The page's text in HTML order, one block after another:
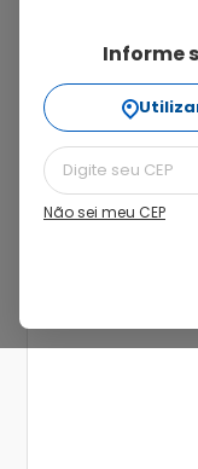
Informe
Não sei meu CEP
Ordenar Por
relevância
46%